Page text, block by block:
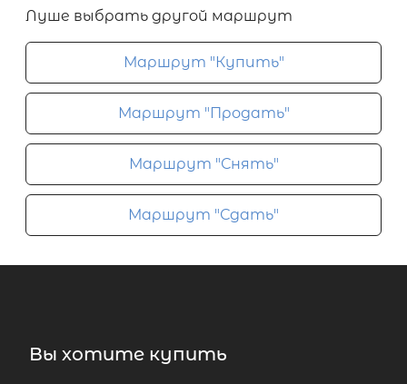
Луше выбрать другой маршрут
Маршрут "Купить"
Маршрут "Продать"
Маршрут "Снять"
Маршрут "Сдать"
Вы хотите купить